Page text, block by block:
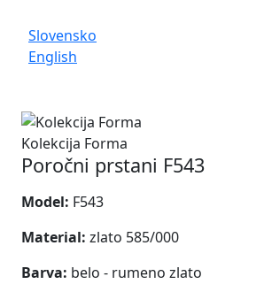
Slovensko
English
Kolekcija Forma
Poročni prstani F543
Model: F543
Material: zlato 585/000
Barva: belo - rumeno zlato